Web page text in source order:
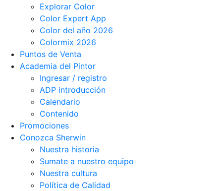
Explorar Color
Color Expert App
Color del año 2026
Colormix 2026
Puntos de Venta
Academia del Pintor
Ingresar / registro
ADP introducción
Calendario
Contenido
Promociones
Conozca Sherwin
Nuestra historia
Sumate a nuestro equipo
Nuestra cultura
Política de Calidad